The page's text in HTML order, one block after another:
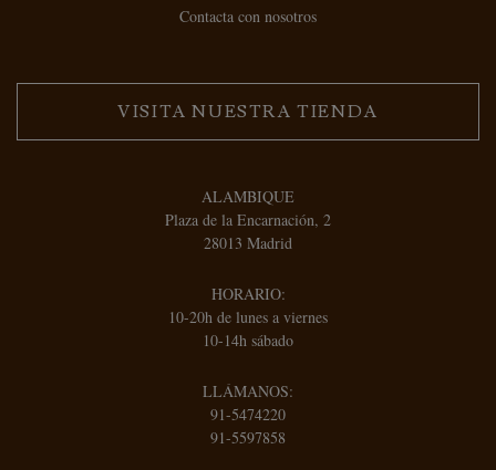
Contacta con nosotros
VISITA NUESTRA TIENDA
ALAMBIQUE
Plaza de la Encarnación, 2
28013 Madrid
HORARIO:
10-20h de lunes a viernes
10-14h sábado
LLÁMANOS:
91-5474220
91-5597858